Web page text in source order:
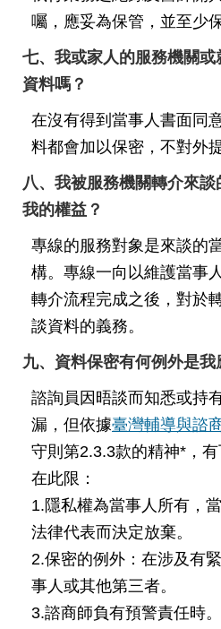
私
及
站
全
政
著
權
聲
政
府
網
站
資
料
開
宣
囑，應妥為保管，並至少
七、我或家人的服務機關
資料嗎？
在沒有得到當事人書面同
料都會加以保密，不對外提
八、我被服務機關轉介來
我的權益？
專線的服務對象是來談的
構。專線一向以維護當事
轉介流程完成之後，對於
談資料的義務。
九、資料保密有何例外是我
諮詢員因晤談而知悉或持
漏，但依據臺灣輔導與諮
守則第2.3.3款的精神*，
在此限：
1.隱私權為當事人所有，
法律代表而決定放棄。
2.保密的例外：在涉及有
事人或其他第三者。
3.諮商師負有預警責任時